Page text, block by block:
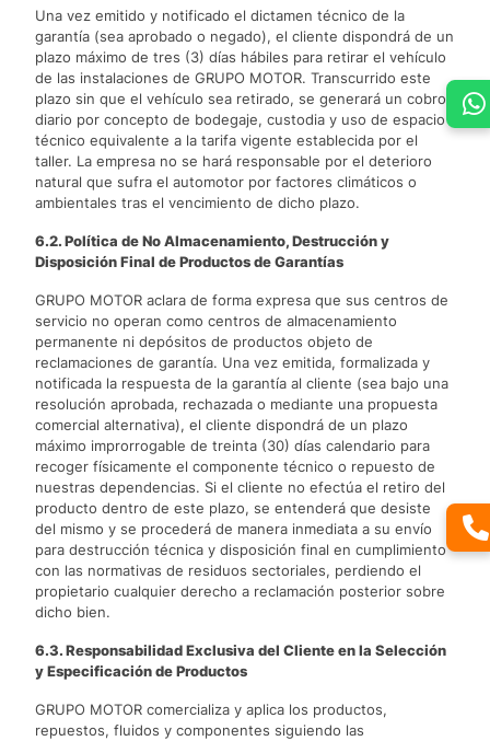
Una vez emitido y notificado el dictamen técnico de la
garantía (sea aprobado o negado), el cliente dispondrá de un
plazo máximo de tres (3) días hábiles para retirar el vehículo
de las instalaciones de GRUPO MOTOR. Transcurrido este
plazo sin que el vehículo sea retirado, se generará un cobro
diario por concepto de bodegaje, custodia y uso de espacio
técnico equivalente a la tarifa vigente establecida por el
taller. La empresa no se hará responsable por el deterioro
natural que sufra el automotor por factores climáticos o
ambientales tras el vencimiento de dicho plazo.
6.2. Política de No Almacenamiento, Destrucción y
Disposición Final de Productos de Garantías
GRUPO MOTOR aclara de forma expresa que sus centros de
servicio no operan como centros de almacenamiento
permanente ni depósitos de productos objeto de
reclamaciones de garantía. Una vez emitida, formalizada y
notificada la respuesta de la garantía al cliente (sea bajo una
resolución aprobada, rechazada o mediante una propuesta
comercial alternativa), el cliente dispondrá de un plazo
máximo improrrogable de treinta (30) días calendario para
recoger físicamente el componente técnico o repuesto de
nuestras dependencias. Si el cliente no efectúa el retiro del
producto dentro de este plazo, se entenderá que desiste
del mismo y se procederá de manera inmediata a su envío
para destrucción técnica y disposición final en cumplimiento
con las normativas de residuos sectoriales, perdiendo el
propietario cualquier derecho a reclamación posterior sobre
dicho bien.
6.3. Responsabilidad Exclusiva del Cliente en la Selección
y Especificación de Productos
GRUPO MOTOR comercializa y aplica los productos,
repuestos, fluidos y componentes siguiendo las